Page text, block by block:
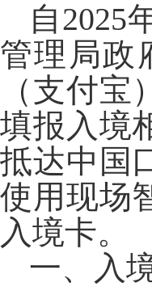
自2025
管理局政
（支付
填报入境
抵达中国
使用现场
入境卡。
一、入